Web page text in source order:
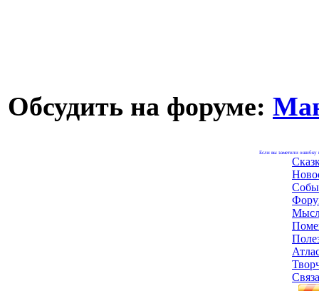
Обсудить на форуме:
Если вы заметили ошибку